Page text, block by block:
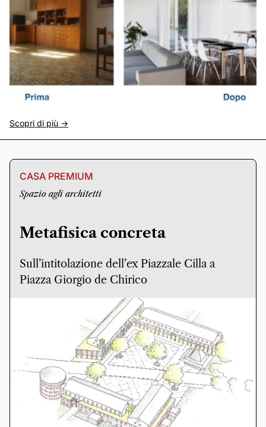
Scopri di più ->
CASA PREMIUM
Spazio agli architetti
Metafisica concreta
Sull’intitolazione dell’ex Piazzale Cilla a
Piazza Giorgio de Chirico